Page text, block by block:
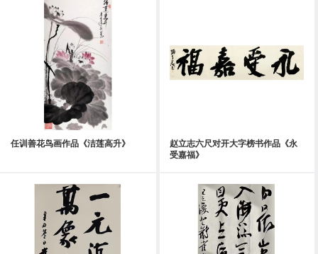
任训善花鸟画作品《洁莲高升》
赵立志六尺对开大字榜书作品《永
受嘉福》